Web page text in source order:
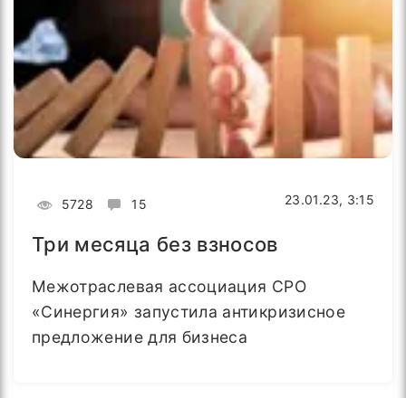
5728 15 23.01.23, 3:15
Три месяца без взносов
Межотраслевая ассоциация СРО
«Синергия» запустила антикризисное
предложение для бизнеса